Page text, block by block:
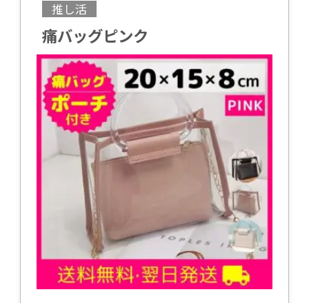
推し活
痛バッグピンク